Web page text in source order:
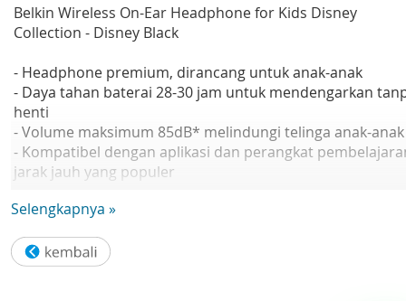
Belkin Wireless On-Ear Headphone for Kids Disney
Collection - Disney Black
- Headphone premium, dirancang untuk anak-anak
- Daya tahan baterai 28-30 jam untuk mendengarkan
henti
- Volume maksimum 85dB* melindungi telinga anak-anak
- Kompatibel dengan aplikasi dan perangkat
jarak jauh yang populer
hingga 2 tahun
Others
Selengkapnya »